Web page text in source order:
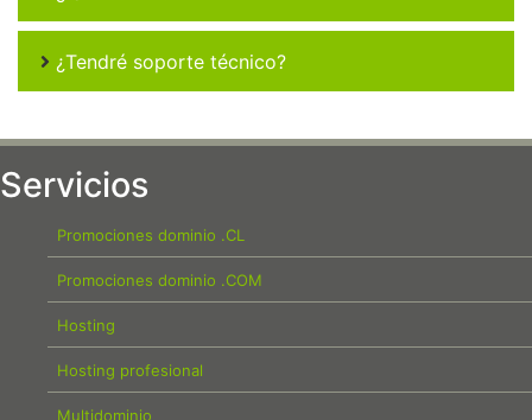
¿Tendré soporte técnico?
Servicios
Promociones dominio .CL
Promociones dominio .COM
Hosting
Hosting profesional
Multidominio